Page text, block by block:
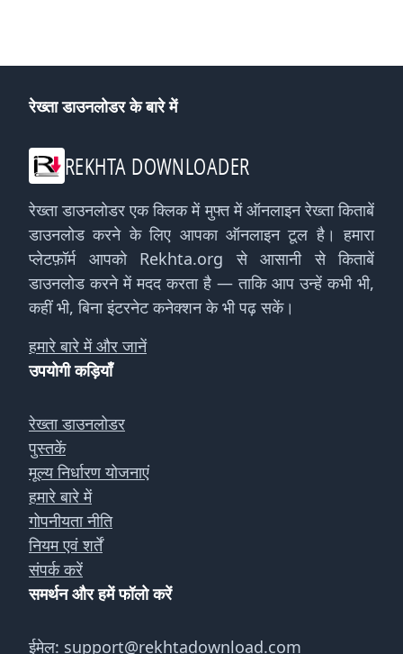
रेख्ता डाउनलोडर के बारे में
REKHTA DOWNLOADER
रेख्ता डाउनलोडर एक क्लिक में मुफ्त में ऑनलाइन रेख्ता किताबें
डाउनलोड करने के लिए आपका ऑनलाइन टूल है। हमारा
प्लेटफ़ॉर्म आपको Rekhta.org से आसानी से किताबें
डाउनलोड करने में मदद करता है — ताकि आप उन्हें कभी भी,
कहीं भी, बिना इंटरनेट कनेक्शन के भी पढ़ सकें।
हमारे बारे में और जानें
उपयोगी कड़ियाँ
रेख्ता डाउनलोडर
पुस्तकें
मूल्य निर्धारण योजनाएं
हमारे बारे में
गोपनीयता नीति
नियम एवं शर्तें
संपर्क करें
समर्थन और हमें फॉलो करें
ईमेल: support@rekhtadownload.com